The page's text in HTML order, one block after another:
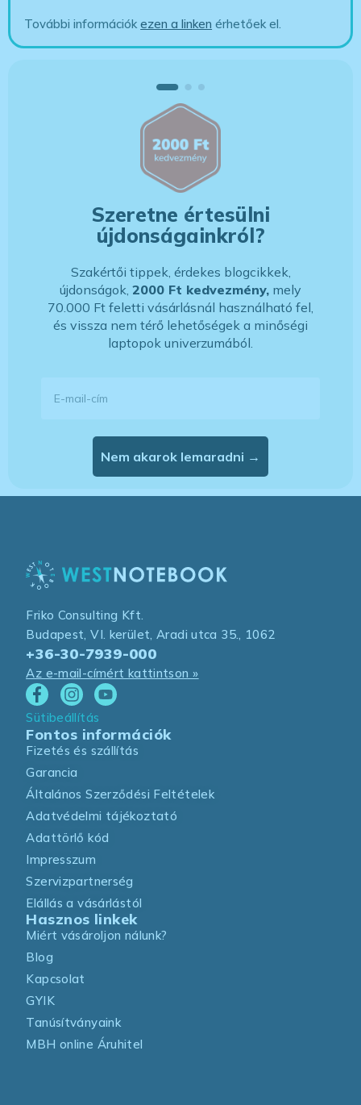
További információkezen a linken érhetőek el.
Szeretne értesülni
újdonságainkról?
Szakértői tippek, érdekes blogcikkek,
újdonságok, 2000 Ft kedvezmény, mely
70.000 Ft feletti vásárlásnál használható fel,
és vissza nem térő lehetőségek a minőségi
laptopok univerzumából.
Nem akarok lemaradni →
Friko Consulting Kft.
Budapest, VI. kerület, Aradi utca 35., 1062
+36-30-7939-000
Az e-mail-címért kattintson »
Sütibeállítás
Fontos információk
Fizetés és szállítás
Garancia
Általános Szerződési Feltételek
Adatvédelmi tájékoztató
Adattörlő kód
Impresszum
Szervizpartnerség
Elállás a vásárlástól
Hasznos linkek
Miért vásároljon nálunk?
Blog
Kapcsolat
GYIK
Tanúsítványaink
MBH online Áruhitel